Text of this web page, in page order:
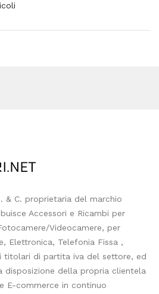
& C. proprietaria del marchio
Accessori e Ricambi per
Videocamere, per
Elettronica, Telefonia Fissa ,
titolari di partita iva del settore, ed
disposizione della propria clientela
E-commerce in continuo